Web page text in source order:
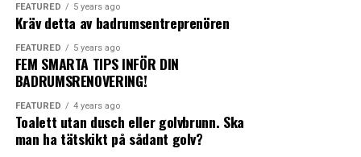
ANGRY CRY
0 0
Med den integrerade blandaren får du det exakt som du
vill ha det.
På Sunny 35 Split, Sunny 30 Exclusive och Sunny 40
samt Sunny 40-1 finns även en smidig
vattenutkastare/fotdusch (som tar kallvatten direkt
från trädgårdsslangen).
FEATURED 5 years ago
Kräv detta av badrumsentreprenören
FEATURED 5 years ago
FEM SMARTA TIPS INFÖR DIN
BADRUMSRENOVERING!
FEATURED 4 years ago
Toalett utan dusch eller golvbrunn. Ska
man ha tätskikt på sådant golv?